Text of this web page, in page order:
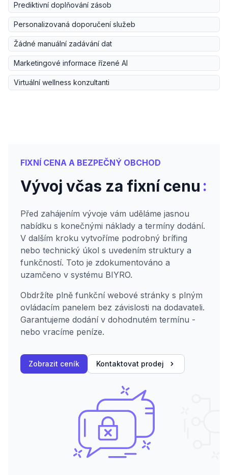
Prediktivní doplňování zásob
Personalizovaná doporučení služeb
Žádné manuální zadávání dat
Marketingové informace řízené AI
Virtuální wellness konzultanti
FIXNÍ CENA A BEZPEČNÝ OBCHOD
Vývoj včas za fixní cenu :
Před zahájením vývoje vám uděláme jasnou
nabídku s konečnými náklady a termíny dodání.
V dalším kroku vytvoříme podrobný brífing
nebo technický úkol s uvedením struktury a
funkčností. Toto je zdokumentováno a
uzamčeno v systému BIYRO.
Obdržíte plně funkční webové stránky s plným
ovládacím panelem bez závislosti na dodavateli.
Garantujeme dodání v dohodnutém termínu -
nebo vracíme peníze.
Zobrazit ceník Kontaktovat prodej